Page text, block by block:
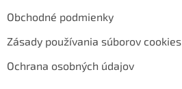
Obchodné podmienky
Zásady používania súborov cookies
Ochrana osobných údajov